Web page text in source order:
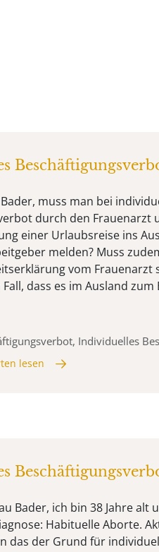
muss man bei
durch den Frauenarzt
einer Urlaubsreise ins
melden? Muss
vom Frauenarzt
dass es im Ausland zum
Individuelles
lesen
Bader, ich bin 38 Jahre alt
Habituelle Aborte.
das der Grund für